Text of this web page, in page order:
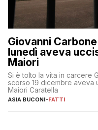
Giovanni
lunedì aveva
Maiori
Si è tolto la vita in carcere
scorso 19 dicembre aveva
Maiori Caratella
ASIA BUCONI-FATTI